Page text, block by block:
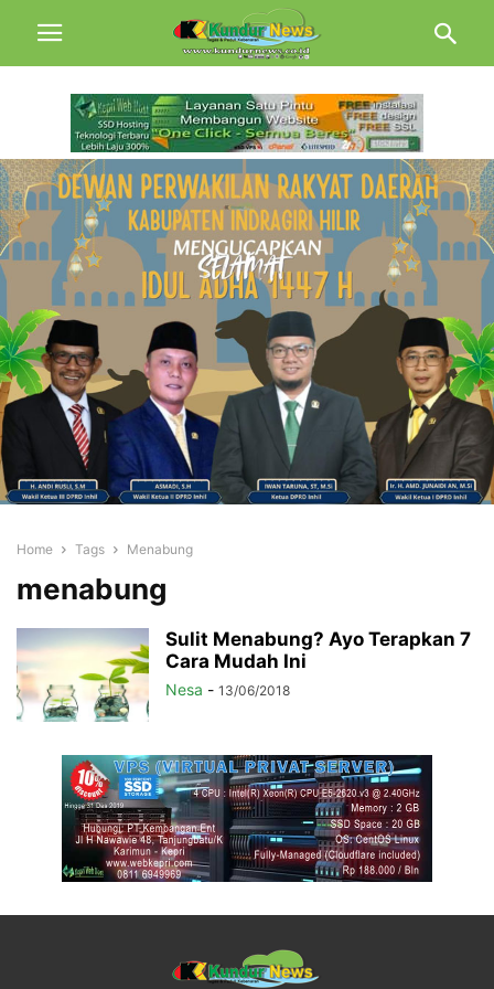
Home Tags Menabung
menabung
Sulit Menabung? Ayo Terapkan 7
Cara Mudah Ini
Nesa - 13/06/2018